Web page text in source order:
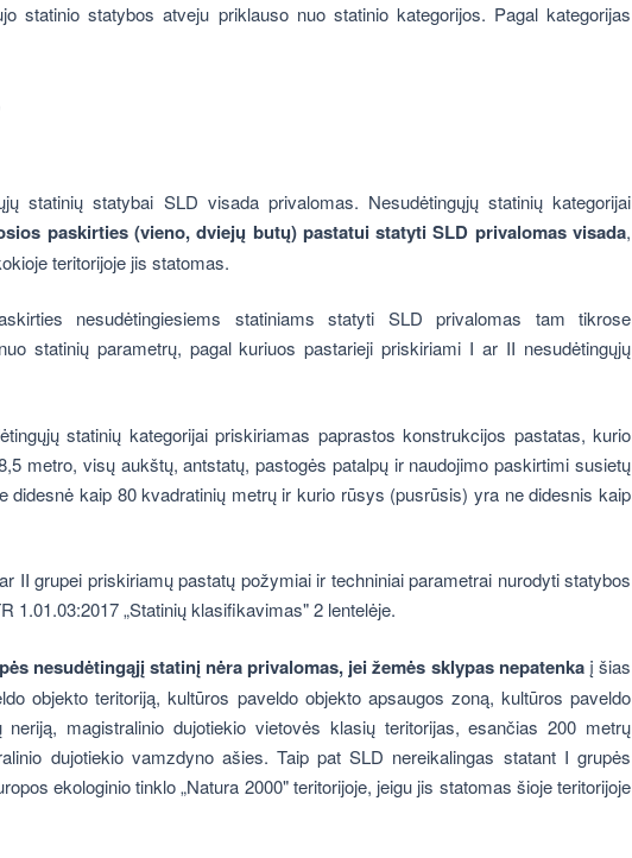
statinio statybos atveju priklauso nuo statinio kategorijos. Pagal kategorijas
statinių statybai SLD visada privalomas. Nesudėtingųjų statinių kategorijai
paskirties (vieno, dviejų butų) pastatui statyti SLD privalomas visada,
teritorijoje jis statomas.
nesudėtingiesiems statiniams statyti SLD privalomas tam tikrose
statinių parametrų, pagal kuriuos pastarieji priskiriami I ar II nesudėtingųjų
statinių kategorijai priskiriamas paprastos konstrukcijos pastatas, kurio
metro, visų aukštų, antstatų, pastogės patalpų ir naudojimo paskirtimi susietų
didesnė kaip 80 kvadratinių metrų ir kurio rūsys (pusrūsis) yra ne didesnis kaip
II grupei priskiriamų pastatų požymiai ir techniniai parametrai nurodyti statybos
1.01.03:2017 „Statinių klasifikavimas" 2 lentelėje.
nesudėtingąjį statinį nėra privalomas, jei žemės sklypas nepatenkaį šias
objekto teritoriją, kultūros paveldo objekto apsaugos zoną, kultūros paveldo
magistralinio dujotiekio vietovės klasių teritorijas, esančias 200 metrų
dujotiekio vamzdyno ašies. Taip pat SLD nereikalingas statant I grupės
ekologinio tinklo „Natura 2000" teritorijoje, jeigu jis statomas šioje teritorijoje